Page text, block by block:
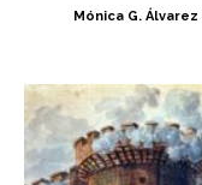
Mónica G. Álvarez